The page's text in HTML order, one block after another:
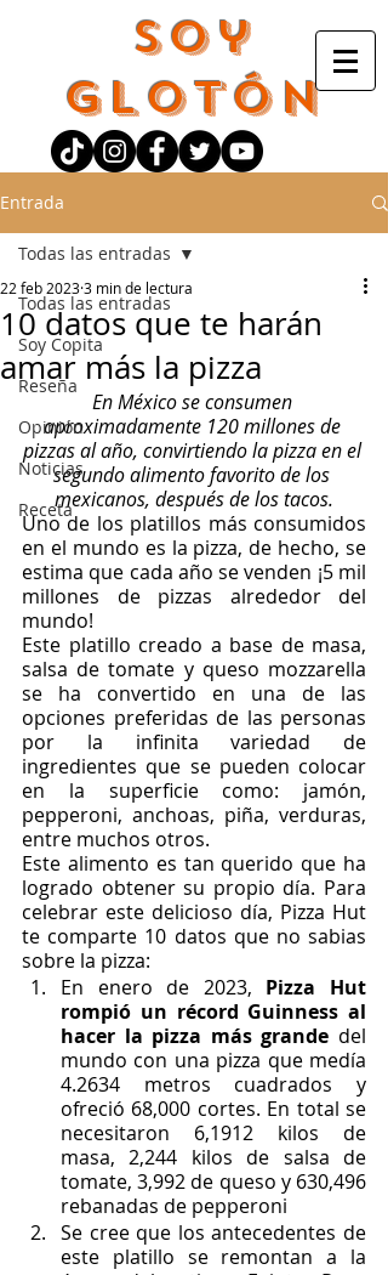
Soy
Glotón
Entrada
Todas las entradas
Soy Copita
Reseña
Opinión
Noticias
Receta
Todas las entradas
10 datos que te harán
amar más la pizza
22 feb 20233 min de lectura
En México se consumen
aproximadamente 120 millones de
pizzas al año, convirtiendo la pizza en el
segundo alimento favorito de los
mexicanos, después de los tacos.
Uno de los platillos más consumidos
en el mundo es la pizza, de hecho, se
estima que cada año se venden ¡5 mil
millones de pizzas alrededor del
mundo!
Este platillo creado a base de masa,
salsa de tomate y queso mozzarella
se ha convertido en una de las
opciones preferidas de las personas
por la infinita variedad de
ingredientes que se pueden colocar
en la superficie como: jamón,
pepperoni, anchoas, piña, verduras,
entre muchos otros.
Este alimento es tan querido que ha
logrado obtener su propio día. Para
celebrar este delicioso día, Pizza Hut
te comparte 10 datos que no sabias
sobre la pizza:
En enero de 2023, Pizza Hut
rompió un récord Guinness al
hacer la pizza más grande del
mundo con una pizza que medía
4.2634 metros cuadrados y
ofreció 68,000 cortes. En total se
necesitaron 6,1912 kilos de
masa, 2,244 kilos de salsa de
tomate, 3,992 de queso y 630,496
rebanadas de pepperoni
Se cree que los antecedentes de
este platillo se remontan a la